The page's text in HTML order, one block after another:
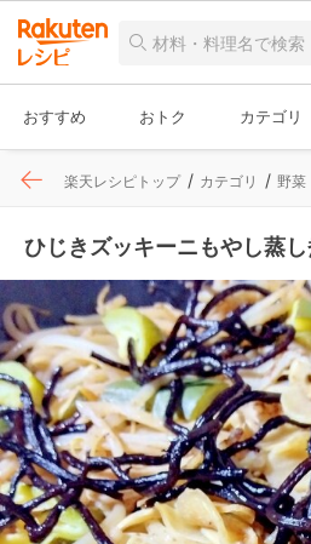
おすすめ おトク カテゴリ
楽天レシピトップ カテゴリ 野菜
ひじきズッキーニもやし蒸